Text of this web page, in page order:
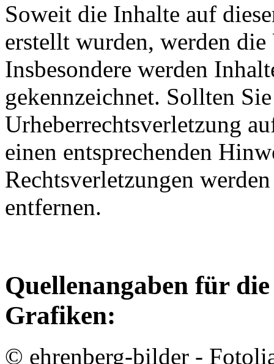
Soweit die Inhalte auf
erstellt wurden, werden
Insbesondere werden
gekennzeichnet. Sollten
Urheberrechtsverletzung
einen entsprechenden
Rechtsverletzungen
entfernen.
Quellenangaben für
Grafiken:
© ehrenberg-bilder -